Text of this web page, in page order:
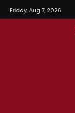
Friday, Aug 7, 2026